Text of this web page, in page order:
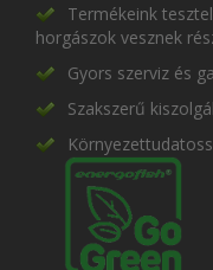
Termékeink
horgászok vesznek
Gyors szerviz és
Szakszerű